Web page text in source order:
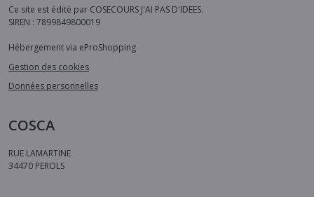
Ce site est édité par COSECOURS J'AI PAS D'IDEES.
SIREN : 7899849800019
Hébergement via eProShopping
Gestion des cookies
Données personnelles
COSCA
RUE LAMARTINE
34470 PEROLS